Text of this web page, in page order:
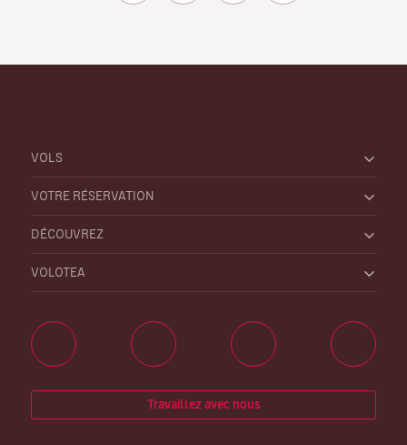
VOLS
VOTRE RÉSERVATION
DÉCOUVREZ
VOLOTEA
Travaillez avec nous